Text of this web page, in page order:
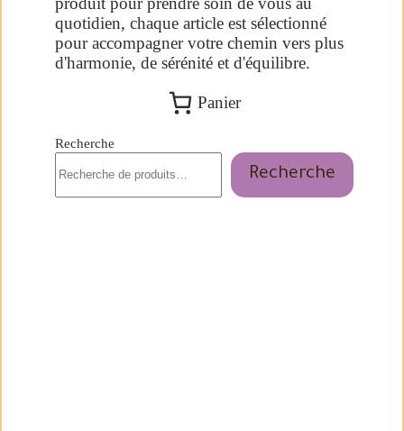
quotidien, chaque article est sélectionné
pour accompagner votre chemin vers plus
d'harmonie, de sérénité et d'équilibre.
Panier
Recherche
Recherche